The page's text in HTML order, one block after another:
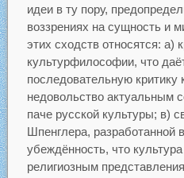
идеи в ту пору,
воззрениях на сущность и
этих сходств относятся: а)
культурфилософии, что
последовательную критику
недовольство актуальным
паче русской культуры; в)
Шпенглера, разработанной
убеждённость, что
религиозным